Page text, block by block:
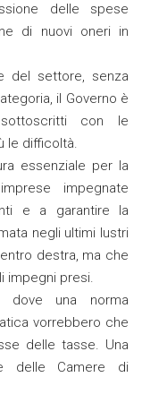
delle spese
di nuovi oneri in
del settore, senza
il Governo è
con le
le difficoltà.
essenziale per la
impegnate
e a garantire la
negli ultimi lustri
destra, ma che
impegni presi.
dove una norma
vorrebbero che
delle tasse. Una
delle Camere di